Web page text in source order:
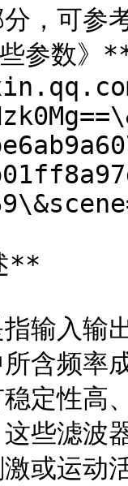
，可参
参数》
**
输入输
含频率
定性高
些滤波
或运动